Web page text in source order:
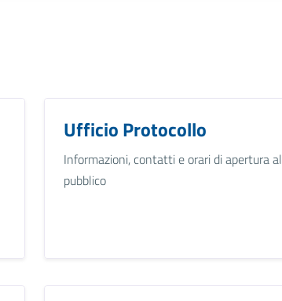
Ufficio Protocollo
Informazioni, contatti e orari di apertura al
pubblico